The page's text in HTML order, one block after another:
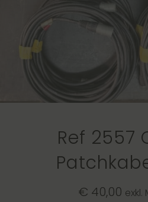
Ref 2557
€ 40,00 exkl.